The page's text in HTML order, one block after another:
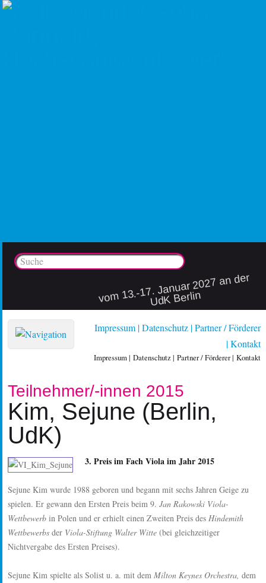
vo
m 13.-17. Januar 2027 an der
UdK Berlin
Impressum Datenschutz Partner / Förderer
Kontakt
Impressum Datenschutz Partner / Förderer Kontakt
Teilnehmer/-innen 2015
Kim, Sejune (Berlin,
UdK)
3. Preis im Fach Viola im Jahr 2015
Sejune Kim wurde 1988 geboren und begann mit sechs Jahren Geige zu
spielen. Er gewann den Ersten Preis beim 9. Jan Rakowski Viola-
Wettbewerbin Polen und er erhielt einen Zweiten Preis des Hindemith
Wettbewerbsder Viola-Stiftung Walter Witte(bei gleichzeitiger
Nichtvergabe des Ersten Preises).
Sejune Kim spielte als Solist u. a. mit dem Milton Keynes Orchestra, dem